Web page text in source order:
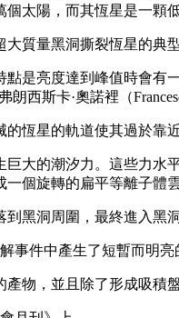
太陽，而其恆星是一顆
質量黑洞撕裂恆星的典
點是亮度達到峰值時會
西斯卡·奧諾裡（
恆星的軌道使其過於靠
大的潮汐力。這些力
個旋轉的扁平等離子體
黑洞周圍，最終進入黑
事件中產生了短暫而明
物，並且除了形成吸積